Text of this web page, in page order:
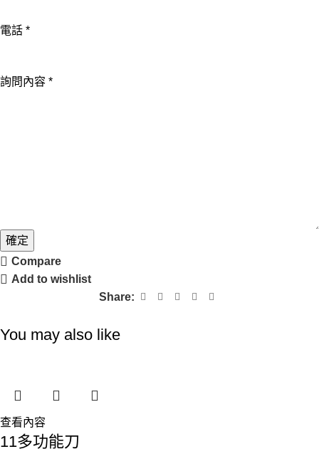
問
姓
電話 *
詢問內容 *
確定
Compare
Add to wishlist
Share:
You may also like
查看內容
11多功能刀